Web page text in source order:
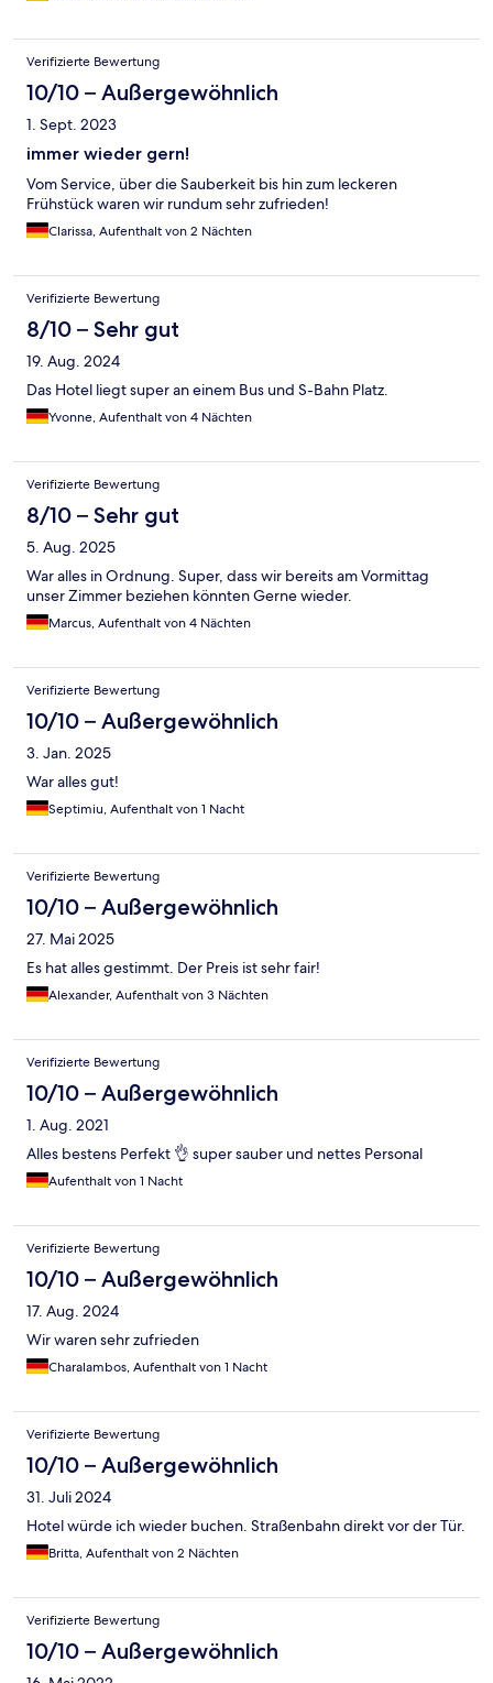
Verifizierte Bewertung
10/10 – Außergewöhnlich
1. Sept. 2023
immer wieder gern!
Vom Service, über die Sauberkeit bis hin zum leckeren
Frühstück waren wir rundum sehr zufrieden!
Clarissa, Aufenthalt von 2 Nächten
Verifizierte Bewertung
8/10 – Sehr gut
19. Aug. 2024
Das Hotel liegt super an einem Bus und S-Bahn Platz.
Yvonne, Aufenthalt von 4 Nächten
Verifizierte Bewertung
8/10 – Sehr gut
5. Aug. 2025
War alles in Ordnung. Super, dass wir bereits am Vormittag
unser Zimmer beziehen könnten Gerne wieder.
Marcus, Aufenthalt von 4 Nächten
Verifizierte Bewertung
10/10 – Außergewöhnlich
3. Jan. 2025
War alles gut!
Septimiu, Aufenthalt von 1 Nacht
Verifizierte Bewertung
10/10 – Außergewöhnlich
27. Mai 2025
Es hat alles gestimmt. Der Preis ist sehr fair!
Alexander, Aufenthalt von 3 Nächten
Verifizierte Bewertung
10/10 – Außergewöhnlich
1. Aug. 2021
Alles bestens Perfekt 👌 super sauber und nettes Personal
Aufenthalt von 1 Nacht
Verifizierte Bewertung
10/10 – Außergewöhnlich
17. Aug. 2024
Wir waren sehr zufrieden
Charalambos, Aufenthalt von 1 Nacht
Verifizierte Bewertung
10/10 – Außergewöhnlich
31. Juli 2024
Hotel würde ich wieder buchen. Straßenbahn direkt vor der Tür.
Britta, Aufenthalt von 2 Nächten
Verifizierte Bewertung
10/10 – Außergewöhnlich